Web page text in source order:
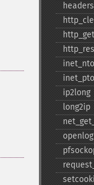
ip2long
long2ip
openlog